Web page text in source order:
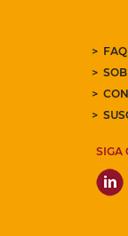
FAQ
SIGA